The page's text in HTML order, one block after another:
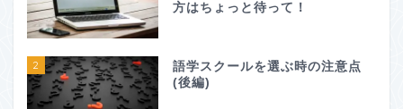
方はちょっと待って！
2
語学スクールを選ぶ時の注意点
(後編)